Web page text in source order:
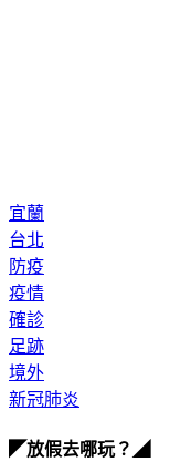
宜蘭
台北
防疫
疫情
確診
足跡
境外
新冠肺炎
◤放假去哪玩？◢